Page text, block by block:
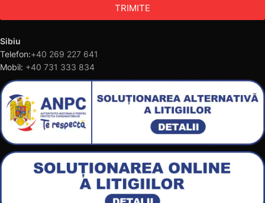
TRIMITE
Sibiu
Telefon:+40 269 227 641
Mobil: +40 731 333 834